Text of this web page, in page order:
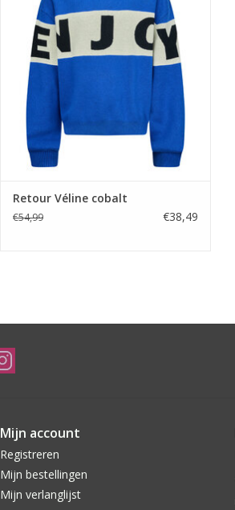
Retour Véline cobalt
€54,99 €38,49
Mijn account
Registreren
Mijn bestellingen
Mijn verlanglijst